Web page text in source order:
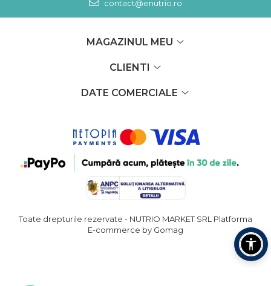
contact@enutrio.ro
MAGAZINUL MEU
CLIENTI
DATE COMERCIALE
Toate drepturile rezervate - NUTRIO MARKET SRL Platforma
E-commerce by Gomag